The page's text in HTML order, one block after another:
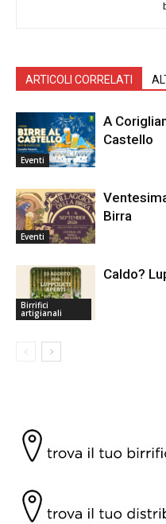
ARTICOLI CORRELATI
Eventi
A
Castello
Eventi
Birra
Birrifici
artigianali
Caldo?